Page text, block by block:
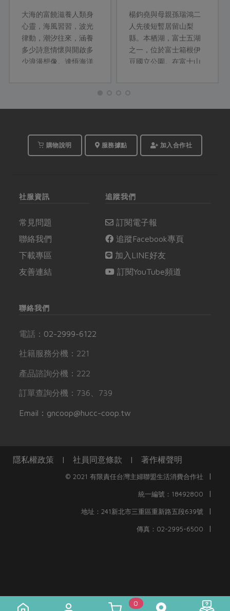
大海的富饒滋養人類身
心靈，海風習習，波光
律動，潮汐往來，涵養
多少詩意情懷與開啟多
少浪漫想像。達悟海洋
過︰「我願是那片海洋
與敬畏不言而喻。萬物
有未來。
楊鈞堯與母親孫瑞鴻二
人先後短暫居留山梨
縣。本栖湖，富士五湖
之一，位於富士箱根伊
豆國立公園。在富士山
季清朗的日子裡，他們
化、季節旬味收納進餐
文化底蘊的內涵，並將
料理提升到待人接物的
購物說明 服務據點 加入合作社
社服資訊
常見問題
聯絡我們
下載專區
友善連結
追蹤我們
訂閱電子報
追蹤Facebook專頁
加入LINE好友
訂閱YouTube頻道
聯絡我們
電話： 02-2999-6122
社籍服務分機：221
產品諮詢分機：222
訂單查詢分機：736、739
Email：gncoop@hucc-coop.tw
隱私權政策 | 社員同意條款 | 著作權聲明
© 2021 有限責任台灣主婦聯盟生活消費合作社 |
統一編號：18492800 |
地址：241新北市三重區重新路五段639號 |
傳真：02-2995-6500 |
0